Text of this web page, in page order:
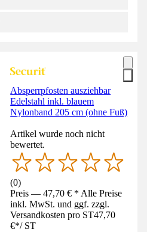
Absperrpfosten ausziehbar
Edelstahl inkl. blauem
Nylonband 205 cm (ohne Fuß)
Artikel wurde noch nicht
bewertet.
(0)
Preis — 47,70 € * Alle Preise
inkl. MwSt. und ggf. zzgl.
Versandkosten pro ST47,70
€*/ ST